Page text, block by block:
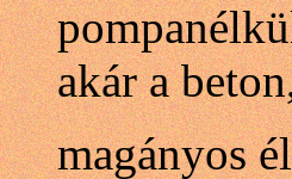
akár a
magányos